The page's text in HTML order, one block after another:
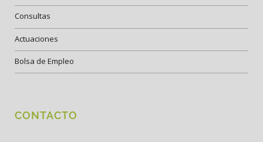
Consultas
Actuaciones
Bolsa de Empleo
CONTACTO